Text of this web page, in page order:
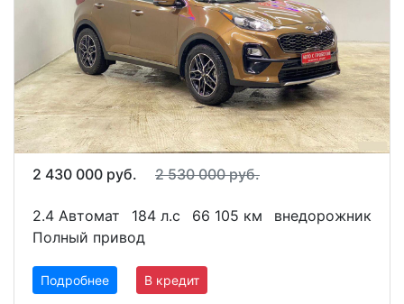
2 430 000 руб. 2 530 000 руб.
2.4 Автомат 184 л.с 66 105 км
внедорожник
Полный привод
Подробнее В кредит